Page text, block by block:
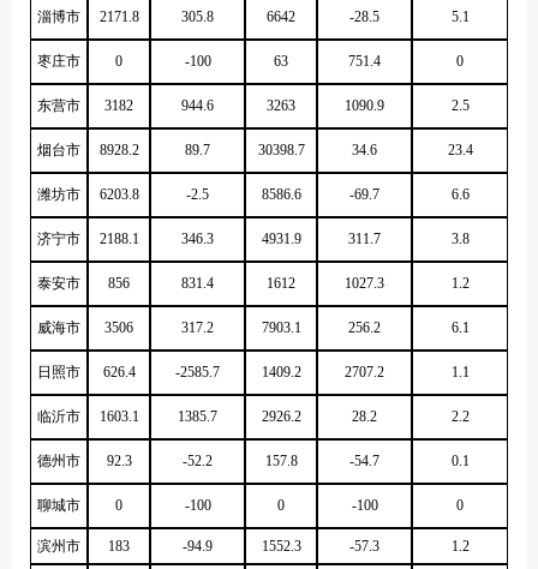
淄博市 2171.8 305.8 6642 -28.5 5.1
枣庄市 0 -100 63 751.4 0
东营市 3182 944.6 3263 1090.9 2.5
烟台市 8928.2 89.7 30398.7 34.6 23.4
潍坊市 6203.8 -2.5 8586.6 -69.7 6.6
济宁市 2188.1 346.3 4931.9 311.7 3.8
泰安市 856 831.4 1612 1027.3 1.2
威海市 3506 317.2 7903.1 256.2 6.1
日照市 626.4 -2585.7 1409.2 2707.2 1.1
临沂市 1603.1 1385.7 2926.2 28.2 2.2
德州市 92.3 -52.2 157.8 -54.7 0.1
聊城市 0 -100 0 -100 0
滨州市 183 -94.9 1552.3 -57.3 1.2